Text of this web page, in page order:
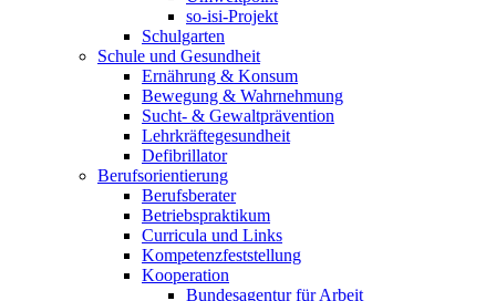
so-isi-Projekt
Schulgarten
Schule und Gesundheit
Ernährung & Konsum
Bewegung & Wahrnehmung
Sucht- & Gewaltprävention
Lehrkräftegesundheit
Defibrillator
Berufsorientierung
Berufsberater
Betriebspraktikum
Curricula und Links
Kompetenzfeststellung
Kooperation
Bundesagentur für Arbeit